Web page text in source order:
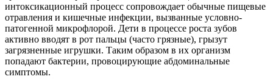
интоксикационный процесс сопровождает обычные пищевые
отравления и кишечные инфекции, вызванные условно-
патогенной микрофлорой. Дети в процессе роста зубов
активно вводят в рот пальцы (часто грязные), грызут
загрязненные игрушки. Таким образом в их организм
попадают бактерии, провоцирующие абдоминальные
симптомы.